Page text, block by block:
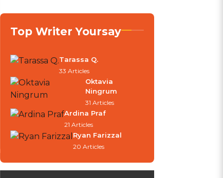
Top Writer Yoursay
Tarassa Q.
33 Articles
Oktavia
Ningrum
31 Articles
Ardina Praf
21 Articles
Ryan Farizzal
20 Articles